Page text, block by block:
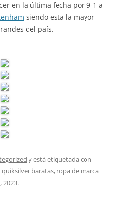
en la última fecha por 9-1 a
siendo esta la mayor
del país.
y está etiquetada con
quiksilver baratas, ropa de marca
2023.